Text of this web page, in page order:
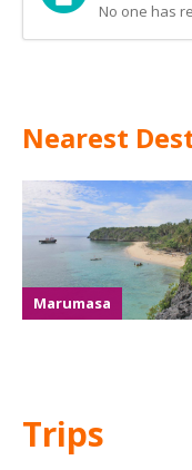
No one has
Nearest
Marumasa
Trips